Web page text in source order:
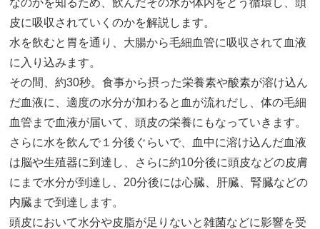
皮に吸収されていくのかを解説します。
水を飲むと胃を通り、大腸から毛細血管に吸収されて血液
に入り込みます。
その間、約30秒。食事から摂った栄養素や酸素が溶け込ん
だ血液に、適度の水分が加わると血が流れだし、体の毛細
血管まで血液が届いて、頭皮の栄養にもなっていきます。
さらに水を飲んで１分後ぐらいで、血中に溶け込んだ血液
は脳や生殖器に到達し、さらに約10分後に頭皮などの皮膚
にまで水分が到達し、20分後には心臓、肝臓、腎臓などの
内臓まで到達します。
頭皮において水分や皮脂が足りないと雑菌などに影響を受